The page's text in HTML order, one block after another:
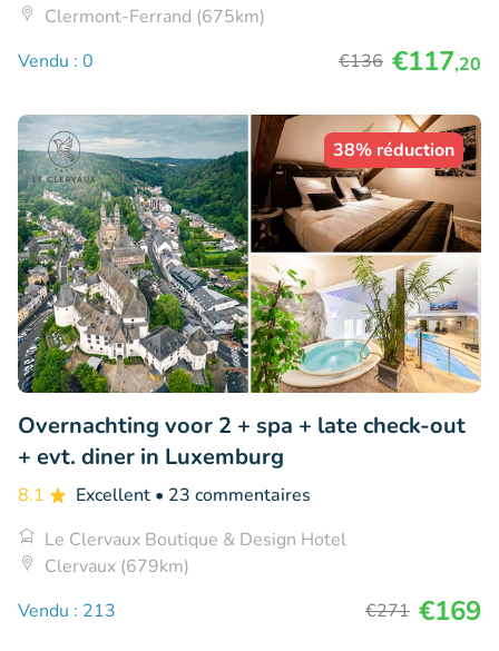
Clermont-Ferrand (675km)
Vendu : 0
€136 €117,20
38% réduction
Overnachting voor 2 + spa + late check-out
+ evt. diner in Luxemburg
8.1 Excellent • 23 commentaires
Le Clervaux Boutique & Design Hotel
Clervaux (679km)
Vendu : 213
€271 €169